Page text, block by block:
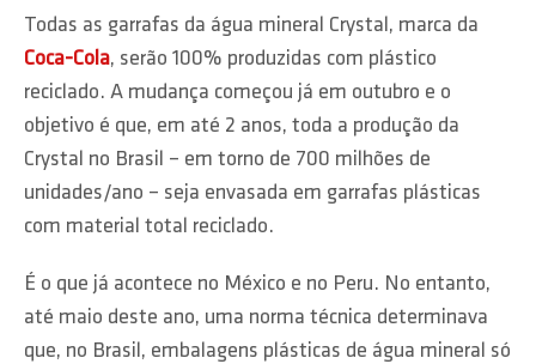
Todas as garrafas da água mineral Crystal, marca da
Coca-Cola, serão 100% produzidas com plástico
reciclado. A mudança começou já em outubro e o
objetivo é que, em até 2 anos, toda a produção da
Crystal no Brasil – em torno de 700 milhões de
unidades/ano – seja envasada em garrafas plásticas
com material total reciclado.
É o que já acontece no México e no Peru. No entanto,
até maio deste ano, uma norma técnica determinava
que, no Brasil, embalagens plásticas de água mineral só